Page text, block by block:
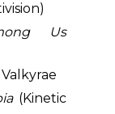
Us
Valkyrae
(Kinetic